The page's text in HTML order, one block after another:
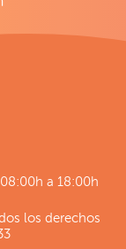
a 18:00h
los derechos